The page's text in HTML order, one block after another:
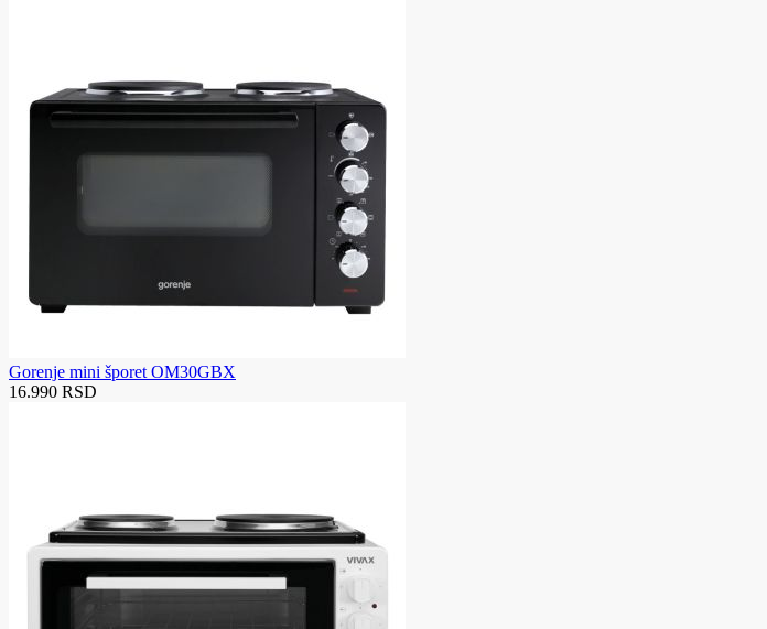
Gorenje mini šporet OM30GBX
16.990 RSD